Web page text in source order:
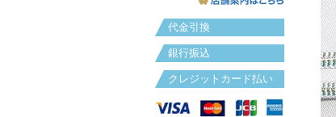
代金引換
銀行振込
クレジットカード払い